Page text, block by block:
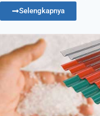
Selengkapnya